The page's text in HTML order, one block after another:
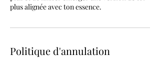
plus alignée avec ton essence.
Politique d'annulation